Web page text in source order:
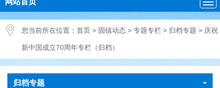
导
航
网站首页
您当前所在位置： 首页 > 固镇动态 > 专题专栏 > 归档专题 > 庆祝
新中国成立70周年专栏（归档）
归档专题